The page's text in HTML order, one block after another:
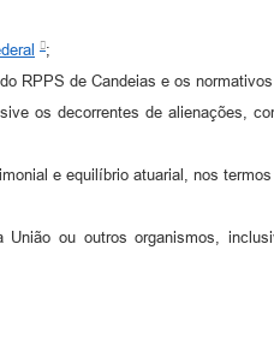
;
RPPS de Candeias e os
os decorrentes de alienações,
e equilíbrio atuarial, nos
ou outros organismos,